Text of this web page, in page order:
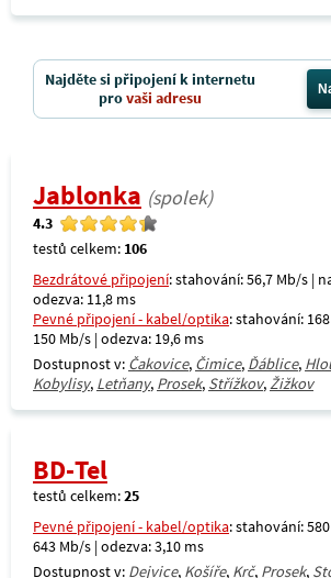
Najděte si připojení k internetu
provaši adresu
Jablonka (spolek)
4.3
testů celkem: 106
Bezdrátové připojení: stahování: 56,7 Mb/s |
odezva: 11,8 ms
Pevné připojení - kabel/optika: stahování:
150 Mb/s | odezva: 19,6 ms
Dostupnost v: Čakovice, Čimice, Ďáblice,
Kobylisy, Letňany, Prosek, Střížkov,Žižkov
BD-Tel
testů celkem:25
Pevné připojení - kabel/optika: stahování:
643 Mb/s | odezva: 3,10 ms
Dostupnost v: Dejvice, Košíře, Krč, Prosek,